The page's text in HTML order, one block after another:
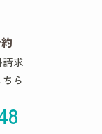
求
ら